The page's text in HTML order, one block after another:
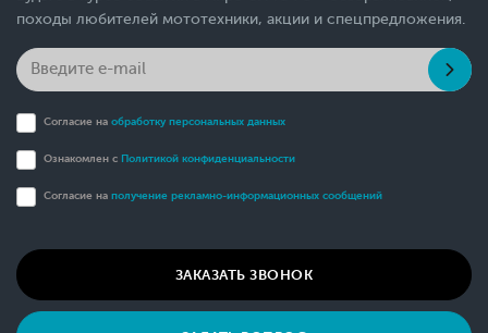
походы любителей мототехники, акции и спецпредложения.
Согласие на обработку персональных данных
Ознакомлен с Политикой конфиденциальности
Согласие на получение рекламно-информационных сообщений
ЗАКАЗАТЬ ЗВОНОК